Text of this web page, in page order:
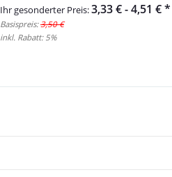
Ihr gesonderter Preis:3,33 € -4,51 €*
Basispreis:3,50 €
inkl. Rabatt: 5%